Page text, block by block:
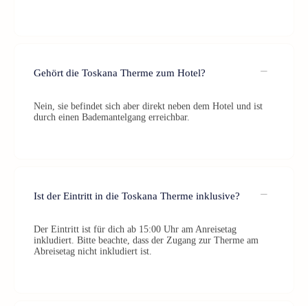
Gehört die Toskana Therme zum Hotel?
Nein, sie befindet sich aber direkt neben dem Hotel und ist
durch einen Bademantelgang erreichbar.
Ist der Eintritt in die Toskana Therme inklusive?
Der Eintritt ist für dich ab 15:00 Uhr am Anreisetag
inkludiert. Bitte beachte, dass der Zugang zur Therme am
Abreisetag nicht inkludiert ist.